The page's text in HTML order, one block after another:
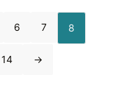
6 7 8
14 →